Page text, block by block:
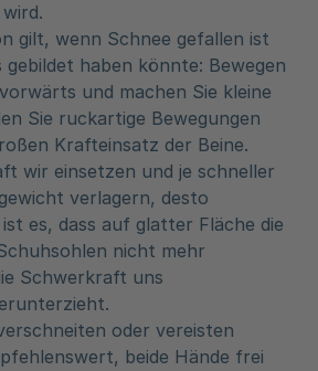
gilt, wenn Schnee gefallen ist
gebildet haben könnte: Bewegen
und machen Sie kleine
Sie ruckartige Bewegungen
Krafteinsatz der Beine.
wir einsetzen und je schneller
verlagern, desto
es, dass auf glatter Fläche die
nicht mehr
Schwerkraft uns
oder vereisten
beide Hände frei